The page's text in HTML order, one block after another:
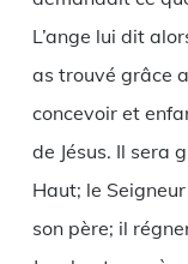
L’ange lui dit
as trouvé grâce
concevoir et
de Jésus. Il sera
Haut; le
son père; il